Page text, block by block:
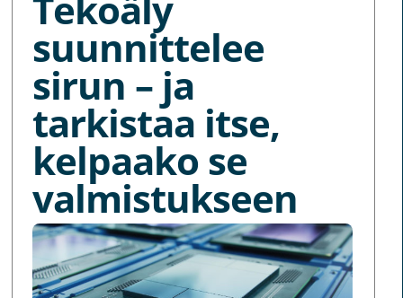
suunnittelee
sirun – ja
tarkistaa itse,
kelpaako se
valmistukseen